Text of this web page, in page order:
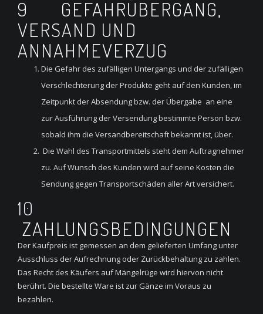
9 GEFAHRÜBERGANG,
VERSAND UND
ANNAHMEVERZUG
Die Gefahr des zufälligen Untergangs und der zufälligen
Verschlechterung der Produkte geht auf den Kunden, im
Zeitpunkt der Absendung bzw. der Übergabe an eine
zur Ausführung der Versendung bestimmte Person bzw.
sobald ihm die Versandbereitschaft bekannt ist, über.
Die Wahl des Transportmittels steht dem Auftragnehmer
zu. Auf Wunsch des Kunden wird auf seine Kosten die
Sendung gegen Transportschäden aller Art versichert.
10
ZAHLUNGSBEDINGUNGEN
Der Kaufpreis ist gemessen an dem gelieferten Umfang unter
Ausschluss der Aufrechnung oder Zurückbehaltung zu zahlen.
Das Recht des Käufers auf Mängelrüge wird hiervon nicht
berührt. Die bestellte Ware ist zur Gänze im Voraus zu
bezahlen.